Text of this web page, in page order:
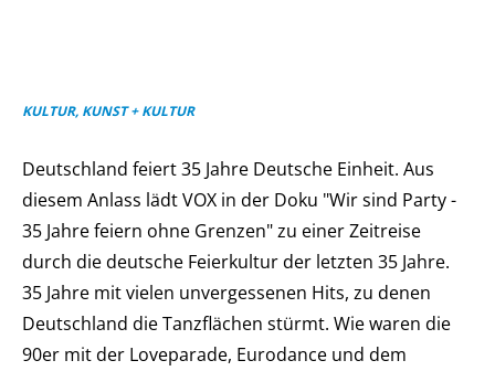
KULTUR, KUNST + KULTUR
Deutschland feiert 35 Jahre Deutsche Einheit. Aus
diesem Anlass lädt VOX in der Doku "Wir sind Party -
35 Jahre feiern ohne Grenzen" zu einer Zeitreise
durch die deutsche Feierkultur der letzten 35 Jahre.
35 Jahre mit vielen unvergessenen Hits, zu denen
Deutschland die Tanzflächen stürmt. Wie waren die
90er mit der Loveparade, Eurodance und dem